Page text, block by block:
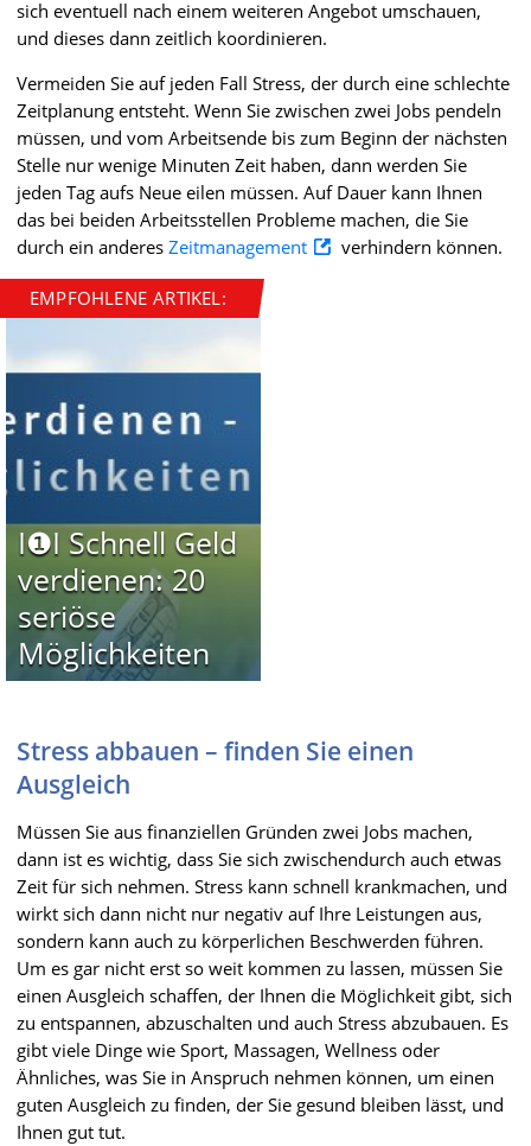
sich eventuell nach einem weiteren Angebot umschauen,
und dieses dann zeitlich koordinieren.
Vermeiden Sie auf jeden Fall Stress, der durch eine schlechte
Zeitplanung entsteht. Wenn Sie zwischen zwei Jobs pendeln
müssen, und vom Arbeitsende bis zum Beginn der nächsten
Stelle nur wenige Minuten Zeit haben, dann werden Sie
jeden Tag aufs Neue eilen müssen. Auf Dauer kann Ihnen
das bei beiden Arbeitsstellen Probleme machen, die Sie
durch ein anderes Zeitmanagement verhindern können.
EMPFOHLENE ARTIKEL:
I❶I Schnell Geld
verdienen: 20
seriöse
Möglichkeiten
Stress abbauen – finden Sie einen
Ausgleich
Müssen Sie aus finanziellen Gründen zwei Jobs machen,
dann ist es wichtig, dass Sie sich zwischendurch auch etwas
Zeit für sich nehmen. Stress kann schnell krankmachen, und
wirkt sich dann nicht nur negativ auf Ihre Leistungen aus,
sondern kann auch zu körperlichen Beschwerden führen.
Um es gar nicht erst so weit kommen zu lassen, müssen Sie
einen Ausgleich schaffen, der Ihnen die Möglichkeit gibt, sich
zu entspannen, abzuschalten und auch Stress abzubauen. Es
gibt viele Dinge wie Sport, Massagen, Wellness oder
Ähnliches, was Sie in Anspruch nehmen können, um einen
guten Ausgleich zu finden, der Sie gesund bleiben lässt, und
Ihnen gut tut.